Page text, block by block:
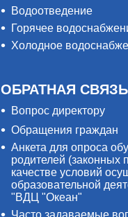
Водоотведение
Горячее
Холодное
ОБРАТНАЯ СВЯЗЬ
Вопрос директору
Обращения граждан
Анкета для опроса
родителей (законных
качестве условий
образовательной
"ВДЦ "Океан"
Часто задаваемые